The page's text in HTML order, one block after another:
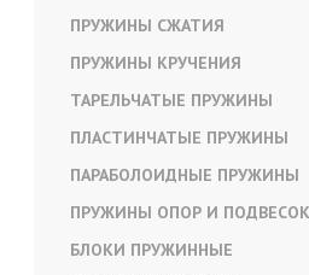
ПРУЖИНЫ СЖАТИЯ
ПРУЖИНЫ КРУЧЕНИЯ
ТАРЕЛЬЧАТЫЕ ПРУЖИНЫ
ПЛАСТИНЧАТЫЕ ПРУЖИНЫ
ПАРАБОЛОИДНЫЕ ПРУЖИНЫ
ПРУЖИНЫ ОПОР И
БЛОКИ ПРУЖИННЫЕ